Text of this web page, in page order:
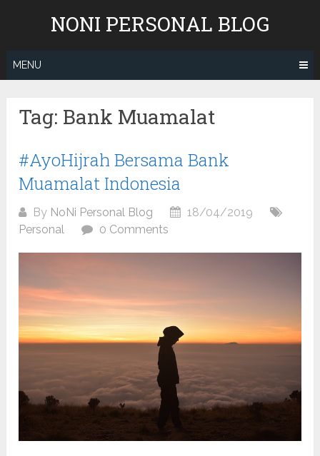
NONI PERSONAL BLOG
MENU
Tag: Bank Muamalat
#AyoHijrah Bersama Bank
Muamalat Indonesia
By NoNi Personal Blog
18/04/2019
Personal
0 Comments